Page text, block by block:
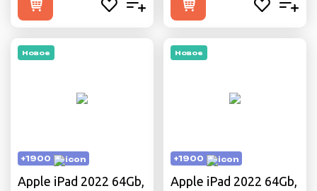
+1900
Новое
Apple iPad 2022 64Gb,
+1900
Новое
Apple iPad 2022 64Gb,